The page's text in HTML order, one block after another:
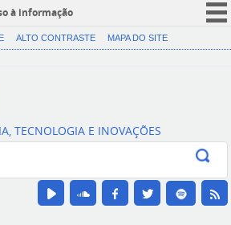
à informação
CORONAVÍRUS (COVID-19)
Canais
ALTO CONTRASTE MAPA DO SITE
TECNOLOGIA E INOVAÇÕES